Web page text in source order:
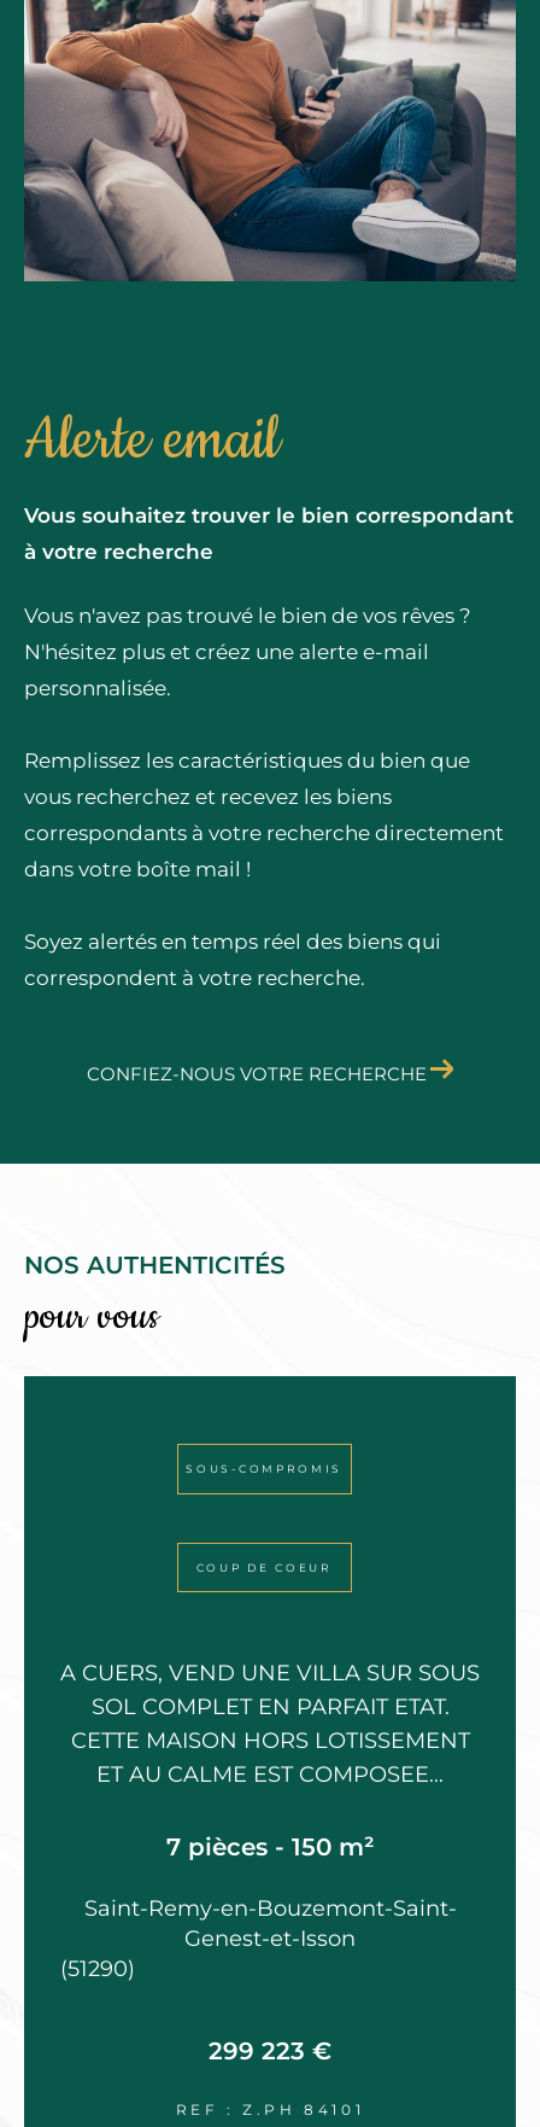
Alerte email
Vous souhaitez trouver le bien correspondant
à votre recherche
Vous n'avez pas trouvé le bien de vos rêves ?
N'hésitez plus et créez une alerte e-mail
personnalisée.
Remplissez les caractéristiques du bien que
vous recherchez et recevez les biens
correspondants à votre recherche directement
dans votre boîte mail !
Soyez alertés en temps réel des biens qui
correspondent à votre recherche.
CONFIEZ-NOUS VOTRE RECHERCHE
NOS AUTHENTICITÉS
pour vous
SOUS-COMPROMIS
COUP DE COEUR
A CUERS, VEND UNE VILLA SUR SOUS
SOL COMPLET EN PARFAIT ETAT.
CETTE MAISON HORS LOTISSEMENT
ET AU CALME EST COMPOSEE...
7 pièces - 150 m²
Saint-Remy-en-Bouzemont-Saint-
Genest-et-Isson
(51290)
299 223 €
REF : Z.PH 84101